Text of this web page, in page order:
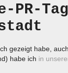
PR-
gezeigt habe,
habe ich in